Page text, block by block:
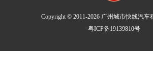
Copyright © 2011-2026 广州城市快线汽车
粤ICP备19139810号